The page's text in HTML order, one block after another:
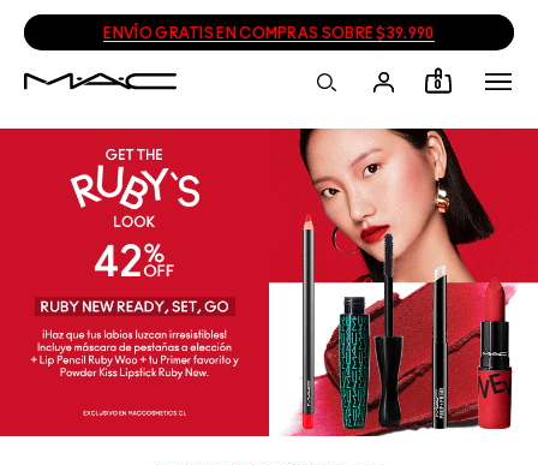
ENVÍO GRATIS EN COMPRAS SOBRE $39.990
0